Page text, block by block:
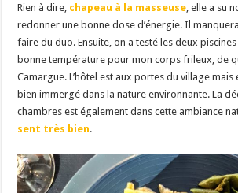
Rien à dire, chapeau à la masseuse , elle a su
redonner une bonne dose d’énergie. Il
faire du duo. Ensuite, on a testé les deux
bonne température pour mon corps frileux, de
Camargue. L’hôtel est aux portes du village
bien immergé dans la nature environnante. La
chambres est également dans cette ambiance
sent très bien.